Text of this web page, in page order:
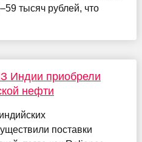
тысяч рублей, что
Индии приобрели
нефти
поставки